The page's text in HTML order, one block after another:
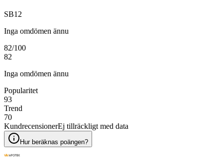
SB12
Inga omdömen ännu
82/100
82
Inga omdömen ännu
Popularitet
93
Trend
70
KundrecensionerEj tillräckligt med data
Hur beräknas poängen?